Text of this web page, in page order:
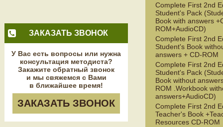
ЗАКАЗАТЬ ЗВОНОК
У Вас есть вопросы или нужна
консультация методиста?
Закажите обратный звонок
и мы свяжемся с Вами
в ближайшее время!
ЗАКАЗАТЬ ЗВОНОК
Complete First 2nd
Student's Pack
Book with answers
ROM+AudioCD)
Complete First 2nd
Student's Book
answers + CD-ROM
Complete First 2nd
Student's Pack
Book without
ROM .Workbook
answers+AudioCD)
Complete First 2nd
Teacher's Book
Resources CD-ROM